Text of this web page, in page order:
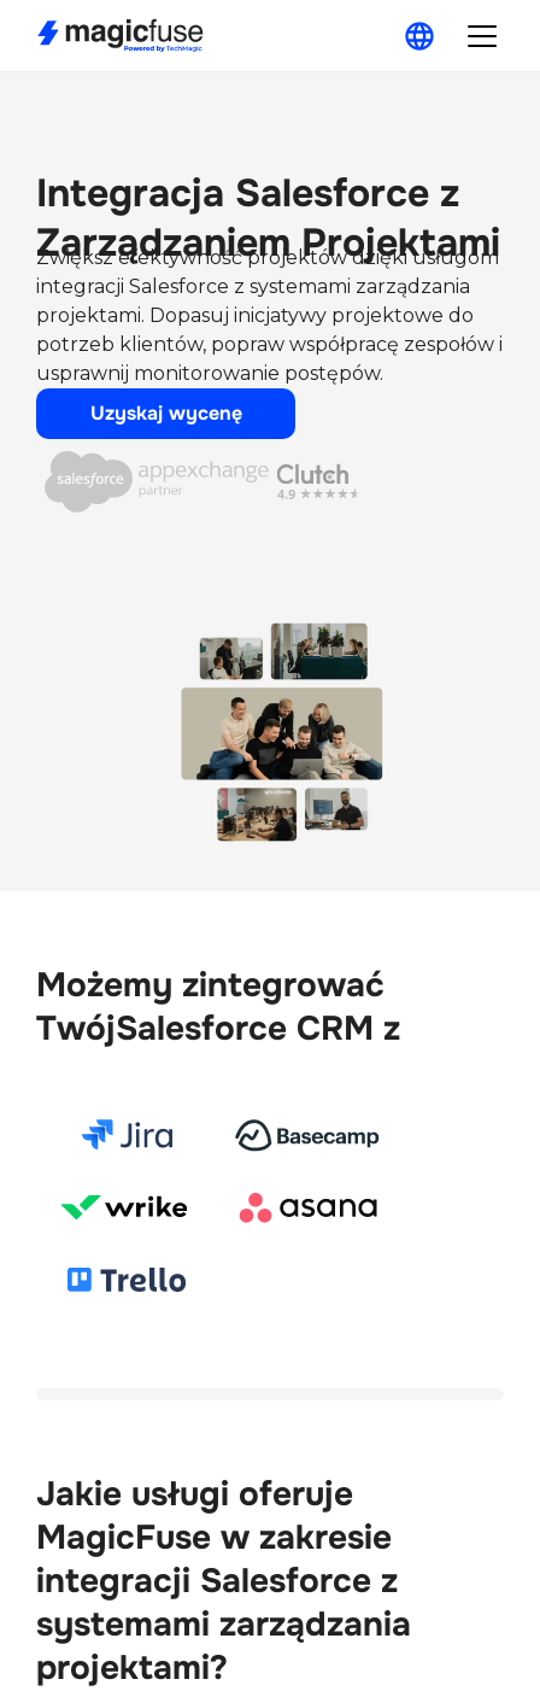
Integracja Salesforce z
Zarządzaniem Projektami
Zwiększ efektywność projektów dzięki usługom
integracji Salesforce z systemami zarządzania
projektami. Dopasuj inicjatywy projektowe do
potrzeb klientów, popraw współpracę zespołów i
usprawnij monitorowanie postępów.
Uzyskaj wycenę
Możemy zintegrować
Jakie usługi oferuje
MagicFuse w zakresie
integracji Salesforce z
systemami zarządzania
projektami?